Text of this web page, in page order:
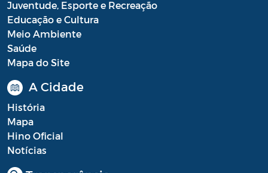
PORTARIA SETUR
Juventude, Esporte e Recreação
Educação e Cultura
Meio Ambiente
Saúde
Mapa do Site
A Cidade
História
Mapa
Hino Oficial
Notícias